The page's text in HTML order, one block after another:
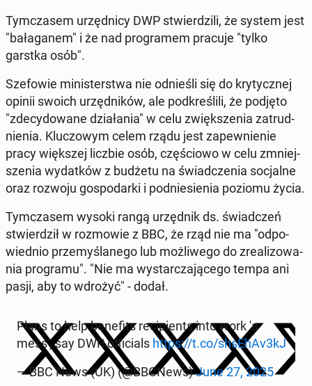
Tym­cza­sem urzęd­ni­cy DWP stwier­dzi­li, że system jest
"ba­ła­ga­nem" i że nad pro­gra­mem pracuje "tylko
garstka osób".
Sze­fo­wie mi­ni­ster­stwa nie od­nie­śli się do kry­tycz­nej
opinii swoich urzęd­ni­ków, ale pod­kre­śli­li, że podjęto
"zde­cy­do­wa­ne dzia­ła­nia" w celu zwięk­sze­nia za­trud­
nie­nia. Klu­czo­wym celem rządu jest za­pew­nie­nie
pracy więk­szej liczbie osób, czę­ścio­wo w celu zmniej­
sze­nia wy­dat­ków z budżetu na świad­cze­nia so­cjal­ne
oraz rozwoju go­spo­dar­ki i pod­nie­sie­nia poziomu życia.
Tym­cza­sem wysoki rangą urzęd­nik ds. świad­czeń
stwier­dził w roz­mo­wie z BBC, że rząd nie ma "od­po­
wied­nio prze­my­śla­ne­go lub moż­li­we­go do zre­ali­zo­wa­
nia pro­gra­mu". "Nie ma wy­star­cza­ją­ce­go tempa ani
pasji, aby to wdrożyć" - dodał.
Plans to help be­ne­fits re­ci­pients into work 'a
mess', say DWP of­fi­cials https://t.co/shsEhAv3kJ
— BBC News (UK) (@BBCNews)June 27, 2025